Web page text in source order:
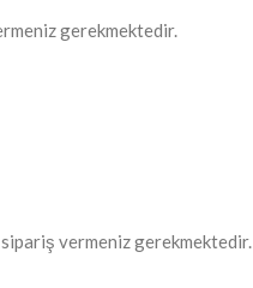
gerekmektedir.
vermeniz gerekmektedir.